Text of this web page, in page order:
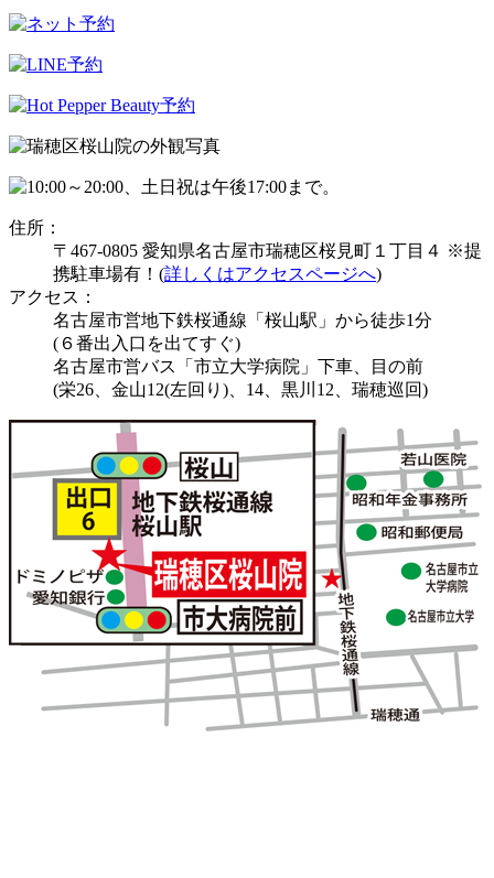
住所：
〒467-0805 愛知県名古屋市瑞穂区桜見町１丁目４ ※提
携駐車場有！(詳しくはアクセスページへ)
アクセス：
名古屋市営地下鉄桜通線「桜山駅」から徒歩1分
(６番出入口を出てすぐ)
名古屋市営バス「市立大学病院」下車、目の前
(栄26、金山12(左回り)、14、黒川12、瑞穂巡回)